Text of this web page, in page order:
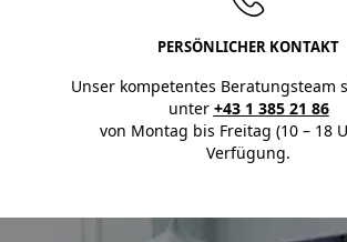
PERSÖNLICHER KONTAKT
Unser kompetentes Beratungsteam
unter +43 1 385 21 86
von Montag bis Freitag (10 – 18
Verfügung.